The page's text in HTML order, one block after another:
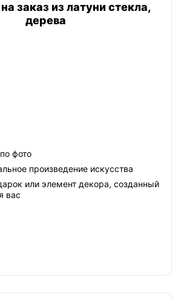
заказ из латуни стекла,
дерева
фото
произведение искусства
или элемент декора, созданный
вас